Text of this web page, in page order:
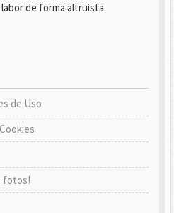
de forma altruista.
de Uso
fotos!